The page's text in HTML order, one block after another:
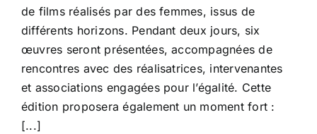
de films réalisés par des femmes, issus de
différents horizons. Pendant deux jours, six
œuvres seront présentées, accompagnées de
rencontres avec des réalisatrices, intervenantes
et associations engagées pour l’égalité. Cette
édition proposera également un moment fort :
[...]